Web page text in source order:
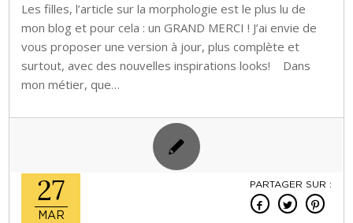
Les filles, l’article sur la morphologie est le plus lu de
mon blog et pour cela : un GRAND MERCI ! J’ai envie de
vous proposer une version à jour, plus complète et
surtout, avec des nouvelles inspirations looks! Dans
mon métier, que…
27
MAR
PARTAGER SUR :